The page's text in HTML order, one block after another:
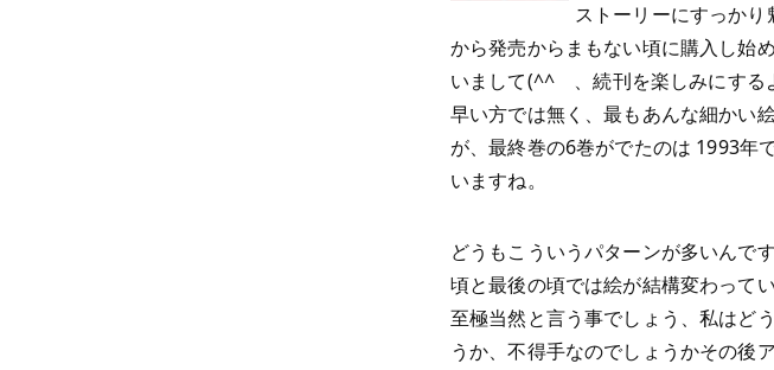
ストーリーにすっか
から発売からまもない頃に購入し始
いまして(^^ゞ、続刊を楽しみにす
早い方では無く、最もあんな細かい
が、最終巻の6巻がでたのは 1993年
いますね。
どうもこういうパターンが多いんで
頃と最後の頃では絵が結構変わって
至極当然と言う事でしょう、私はど
うか、不得手なのでしょうかその後